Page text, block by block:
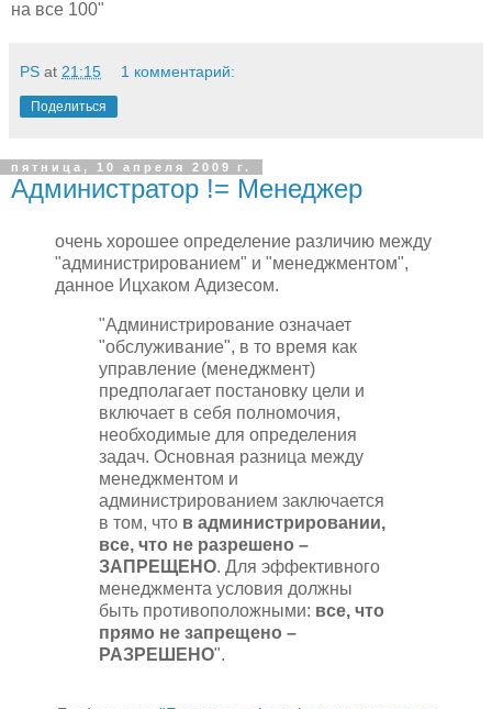
на все 100"
PS at 21:15 1 комментарий:
Поделиться
пятница, 10 апреля 2009 г.
Администратор != Менеджер
очень хорошее определение различию между
"администрированием" и "менеджментом",
данное Ицхаком Адизесом.
"Администрирование означает
"обслуживание", в то время как
управление (менеджмент)
предполагает постановку цели и
включает в себя полномочия,
необходимые для определения
задач. Основная разница между
менеджментом и
администрированием заключается
в том, что в администрировании,
все, что не разрешено –
ЗАПРЕЩЕНО. Для эффективного
менеджмента условия должны
быть противоположными: все, что
прямо не запрещено –
РАЗРЕШЕНО".